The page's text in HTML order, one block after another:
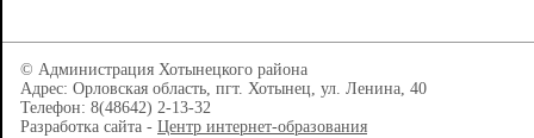
© Администрация Хотынецкого района
Адрес: Орловская область, пгт. Хотынец, ул. Ленина, 40
Телефон: 8(48642) 2-13-32
Разработка сайта - Центр интернет-образования